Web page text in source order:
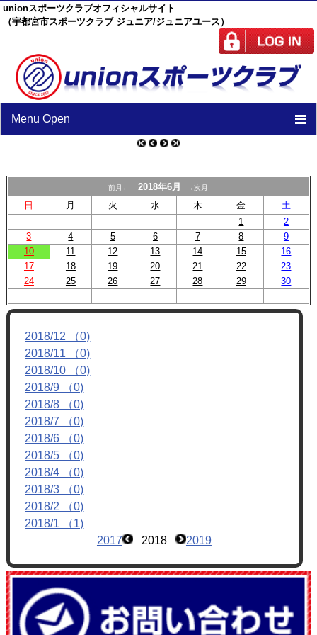
unionスポーツクラブオフィシャルサイト
（宇都宮市スポーツクラブ ジュニア/ジュニアユース）
Menu Open
TOP
ニュース
スケジュール
スタッフ
施設紹介
前月← 2018年6月 →次月
日 月 火 水 木 金
土
1
2
3
4 5 6 7 8
9
10
11 12 13 14 15
16
17
18 19 20 21 22
23
24
25 26 27 28 29 30
2018/12 （0)
2018/11 （0)
2018/10 （0)
2018/9 （0)
2018/8 （0)
2018/7 （0)
2018/6 （0)
2018/5 （0)
2018/4 （0)
2018/3 （0)
2018/2 （0)
2018/1 （1)
2017
2018 2019